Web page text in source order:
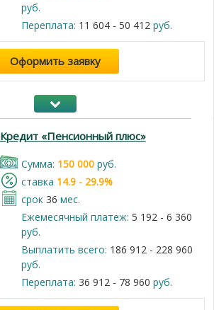
руб.
Переплата: 11 604 - 50 412руб.
Оформить заявку
Кредит «Пенсионный плюс»
Cумма: 150 000руб.
cтавка 14.9 - 29.9%
срок 36 мес.
Ежемесячный платеж: 5 192 - 6 360
руб.
Выплатить всего: 186 912 - 228 960
руб.
Переплата: 36 912 - 78 960 руб.